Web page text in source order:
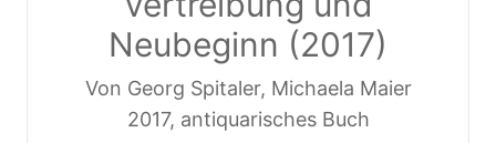
Neubeginn (2017)
Von Georg Spitaler, Michaela Maier
2017, antiquarisches Buch